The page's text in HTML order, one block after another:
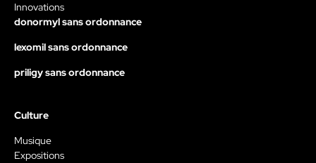
Innovations
donormyl sans ordonnance
lexomil sans ordonnance
priligy sans ordonnance
Culture
Musique
Expositions